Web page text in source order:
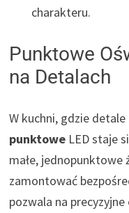
charakteru.
Punktowe
na Detalach
W kuchni, gdzie
punktowe LED staje
małe, jednopunktowe
zamontować
pozwala na